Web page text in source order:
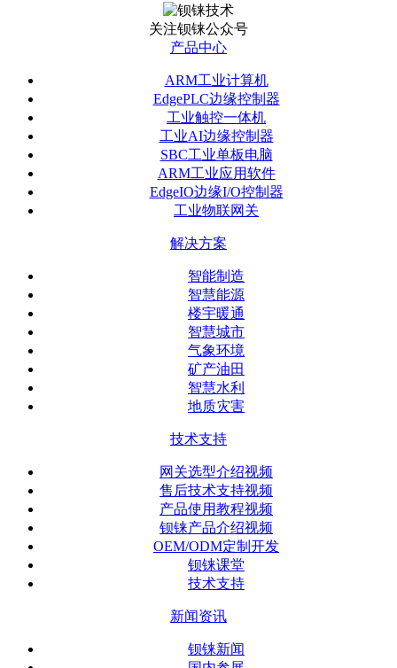
关注钡铼公众号
产品中心
ARM工业计算机
EdgePLC边缘控制器
工业触控一体机
工业AI边缘控制器
SBC工业单板电脑
ARM工业应用软件
EdgeIO边缘I/O控制器
工业物联网关
解决方案
智能制造
智慧能源
楼宇暖通
智慧城市
气象环境
矿产油田
智慧水利
地质灾害
技术支持
网关选型介绍视频
售后技术支持视频
产品使用教程视频
钡铼产品介绍视频
OEM/ODM定制开发
钡铼课堂
技术支持
新闻资讯
钡铼新闻